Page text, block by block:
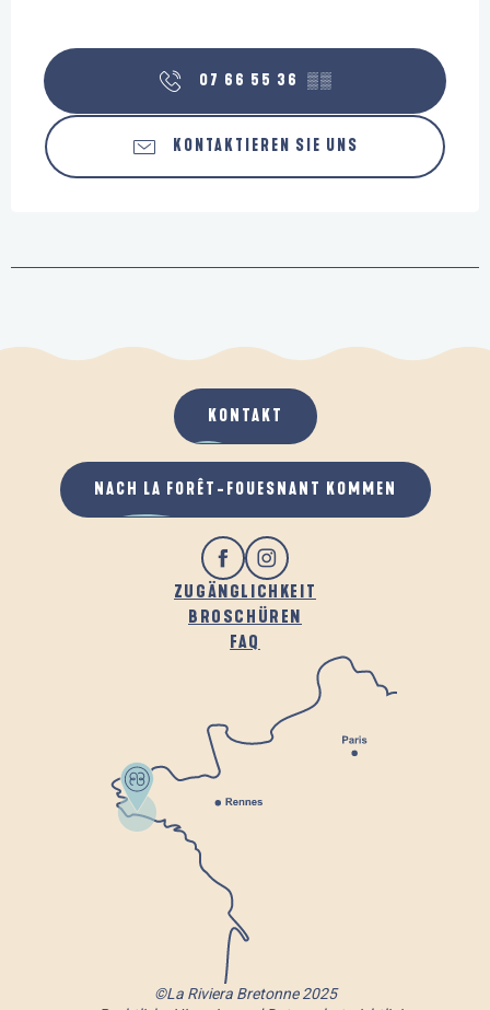
07 66 55 36 ▒▒
KONTAKTIEREN SIE UNS
ZUGÄNGLICHKEIT
BROSCHÜREN
FAQ
KONTAKT
NACH LA FORÊT-FOUESNANT KOMMEN
©La Riviera Bretonne 2025